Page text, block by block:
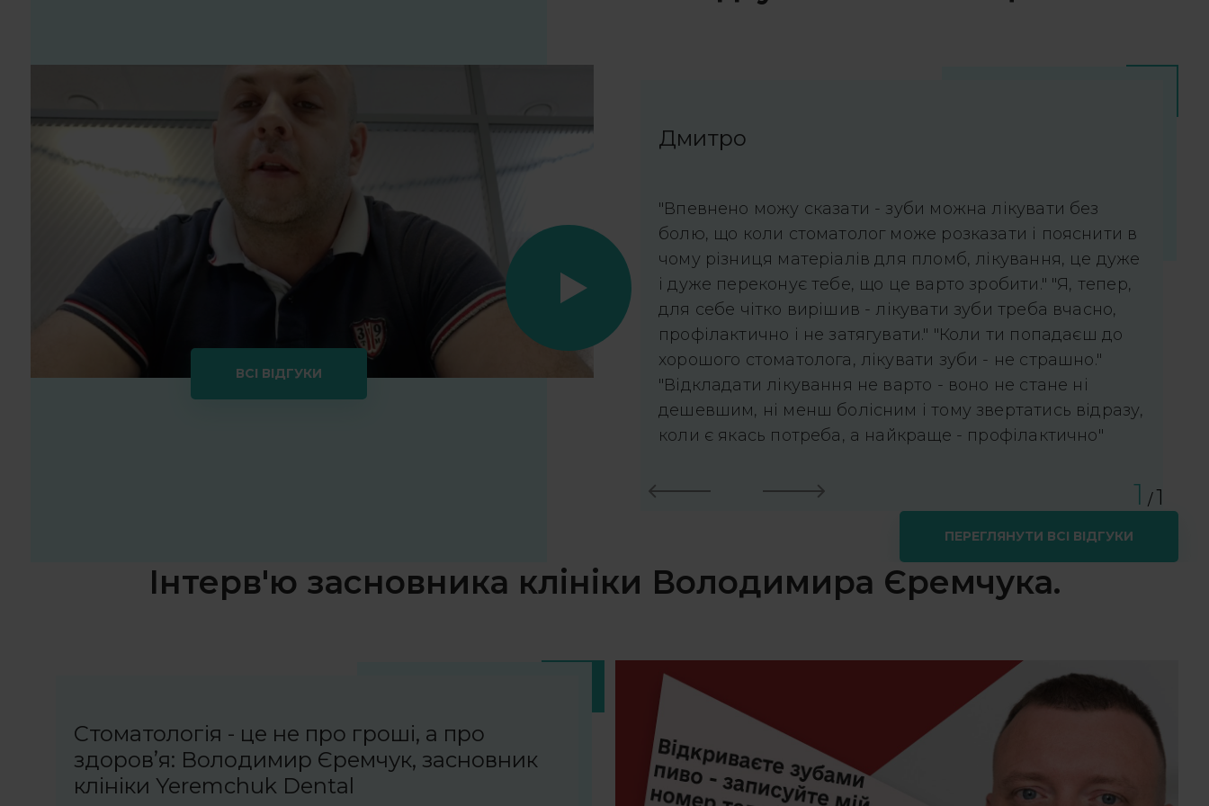
ВСІ ВІДГУКИ
Дмитро
"Впевнено можу сказати - зуби можна лікувати без
болю, що коли стоматолог може розказати і пояснити в
чому різниця матеріалів для пломб, лікування, це дуже
і дуже переконує тебе, що це варто зробити." "Я, тепер,
для себе чітко вирішив - лікувати зуби треба вчасно,
профілактично і не затягувати." "Коли ти попадаєш до
хорошого стоматолога, лікувати зуби - не страшно."
"Відкладати лікування не варто - воно не стане ні
дешевшим, ні менш болісним і тому звертатись відразу,
коли є якась потреба, а найкраще - профілактично"
1 / 1
ПЕРЕГЛЯНУТИ ВСІ ВІДГУКИ
Інтерв'ю засновника клініки Володимира Єремчука.
Стоматологія - це не про гроші, а про
здоровʼя: Володимир Єремчук, засновник
клініки Yeremchuk Dental